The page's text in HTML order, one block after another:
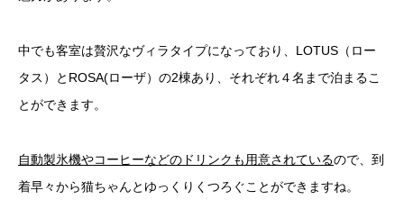
中でも客室は贅沢なヴィラタイプになっており、LOTUS（ロー
タス）とROSA(ローザ）の2棟あり、それぞれ４名まで泊まるこ
とができます。
自動製氷機やコーヒーなどのドリンクも用意されているので、到
着早々から猫ちゃんとゆっくりくつろぐことができますね。